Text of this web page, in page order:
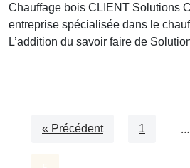
Chauffage bois CLIENT Solutions
entreprise spécialisée dans le
L’addition du savoir faire de
« Précédent 1 …